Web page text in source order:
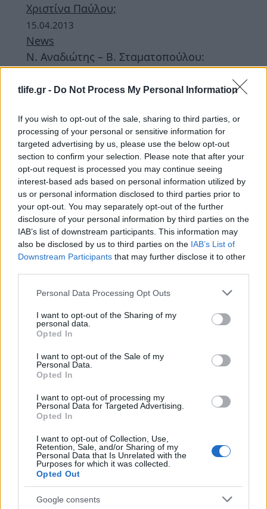
tlife.gr - Do Not Process My Personal Information
If you wish to opt-out of the sale, sharing to third parties, or
processing of your personal or sensitive information for
targeted advertising by us, please use the below opt-out
section to confirm your selection. Please note that after your
opt-out request is processed you may continue seeing
interest-based ads based on personal information utilized by
us or personal information disclosed to third parties prior to
your opt-out. You may separately opt-out of the further
disclosure of your personal information by third parties on the
IAB’s list of downstream participants. This information may
also be disclosed by us to third parties on the IAB’s List of
Downstream Participants that may further disclose it to other
Please note that this website/app uses one or more Google
not limited to your visit or usage behaviour. You may click to
grant or deny consent to Google and its third-party tags to
use your data for below specified purposes in below Google
consent section.
Personal Data Processing Opt Outs
I want to opt-out of the Sharing of my
personal data.
Opted In
I want to opt-out of the Sale of my
Personal Data.
Opted In
I want to opt-out of processing my
Personal Data for Targeted Advertising.
Opted In
I want to opt-out of Collection, Use,
Retention, Sale, and/or Sharing of my
Personal Data that Is Unrelated with the
Purposes for which it was collected.
Opted Out
Google consents
Χριστίνα Παύλου;
15.04.2013
News
Ν. Αναδιώτης – Β. Σταματοπούλου:
Θέλουν να γίνουν γονείς!
News
Ειρήνη Παπαδοπούλου: Δες το… σέξυ
22.03.2013
News
Η σέξι εμφάνιση της Ειρήνης
Παπαδοπούλου στο νέο της video clip!
02.03.2013
News
Η ηθοποιός Κρίστη Παπαδοπούλου
εξομολογείται στην Τατιάνα: ”Από τα 13
μου είχα καρκίνο”
26.02.2013
News